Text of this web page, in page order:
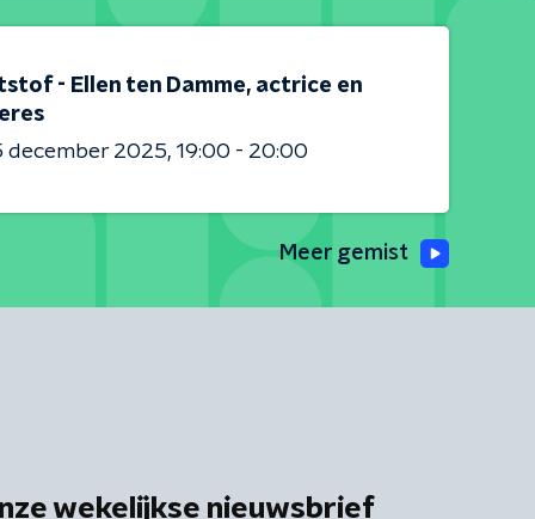
- Ellen ten Damme, actrice en
december 2025 19:00 - 20:00
Meer gemist
wekelijkse nieuwsbrief